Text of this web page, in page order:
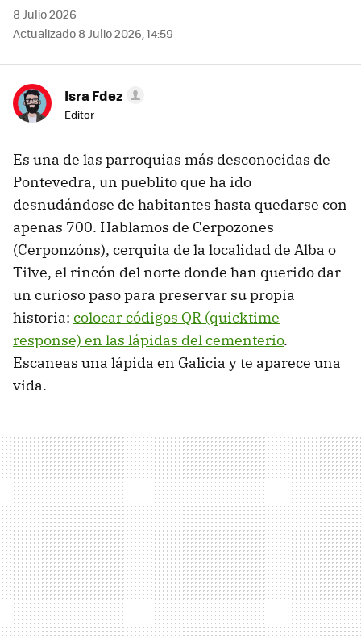
8 Julio 2026
Actualizado 8 Julio 2026, 14:59
Isra Fdez
Editor
Es una de las parroquias más desconocidas de
Pontevedra, un pueblito que ha ido
desnudándose de habitantes hasta quedarse con
apenas 700. Hablamos de Cerpozones
(Cerponzóns), cerquita de la localidad de Alba o
Tilve, el rincón del norte donde han querido dar
un curioso paso para preservar su propia
historia: colocar códigos QR (quicktime
response) en las lápidas del cementerio.
Escaneas una lápida en Galicia y te aparece una
vida.